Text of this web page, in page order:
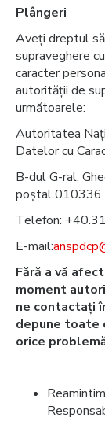
Plângeri
Aveți dreptul
supraveghere
caracter
autorității de
următoarele:
Autoritatea
Datelor cu
B-dul G-ral.
poștal 010336,
Telefon:
E-mail:
Fără a vă
moment
ne contactați
depune toate
orice